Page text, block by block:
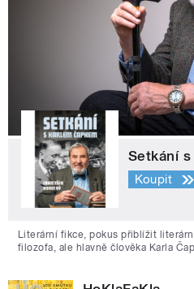
Setkání
Koupit
Literární fikce, pokus přiblížit
filozofa, ale hlavně člověka Karla